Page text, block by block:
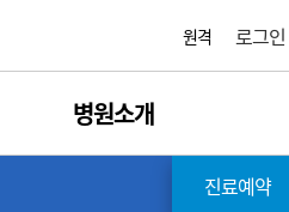
원격 로그인
병원소개
진료예약